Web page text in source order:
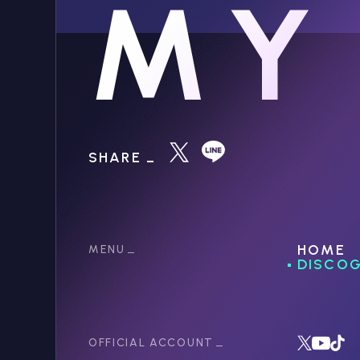
MY
SHARE
MENU
HOME
OFFICIAL ACCOUNT